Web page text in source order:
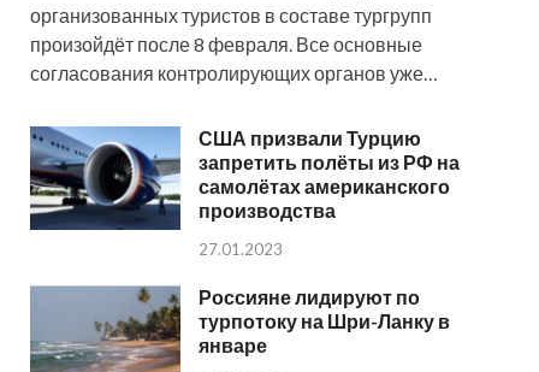
организованных туристов в составе тургрупп
произойдёт после 8 февраля. Все основные
согласования контролирующих органов уже…
США призвали Турцию
запретить полёты из РФ на
самолётах американского
производства
27.01.2023
Россияне лидируют по
турпотоку на Шри-Ланку в
январе